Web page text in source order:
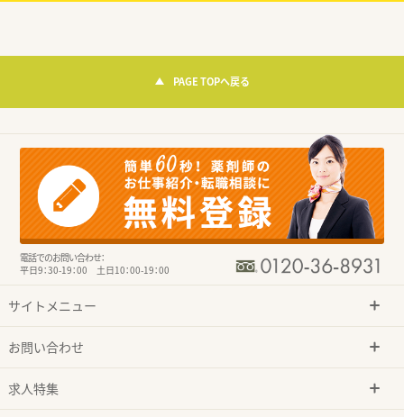
PAGE TOPへ戻る
電話でのお問い合わせ：
平日9：30-19：00 土日10：00-19：00
サイトメニュー
お問い合わせ
求人特集